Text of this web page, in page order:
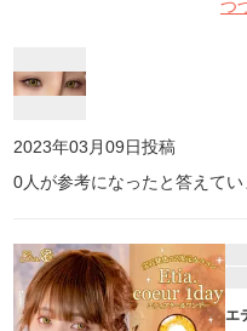
つ
2023年03月09日投稿
0人が参考になったと答えてい
エ